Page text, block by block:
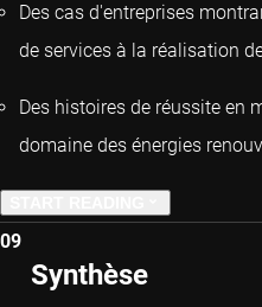
Des cas d'entreprises
de services à la réalisation
Des histoires de réussite en
domaine des énergies
09
Synthèse